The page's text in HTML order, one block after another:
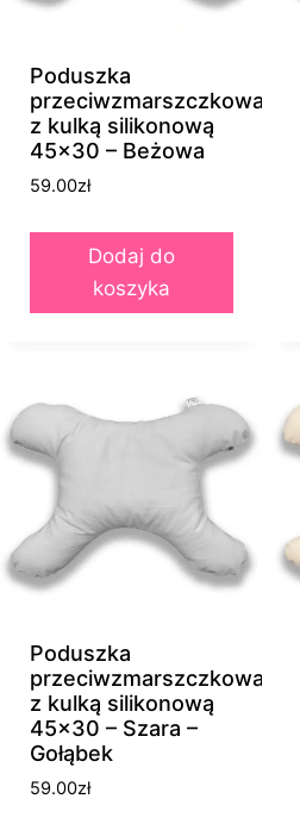
Poduszka
przeciwzmarszczkowa
z kulką silikonową
45×30 – Beżowa
59.00zł
Dodaj do
koszyka
Poduszka
przeciwzmarszczkowa
z kulką silikonową
45×30 – Szara –
Gołąbek
59.00zł